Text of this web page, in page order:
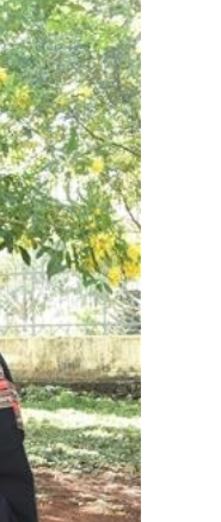
một ngôi
Hồng của Hà